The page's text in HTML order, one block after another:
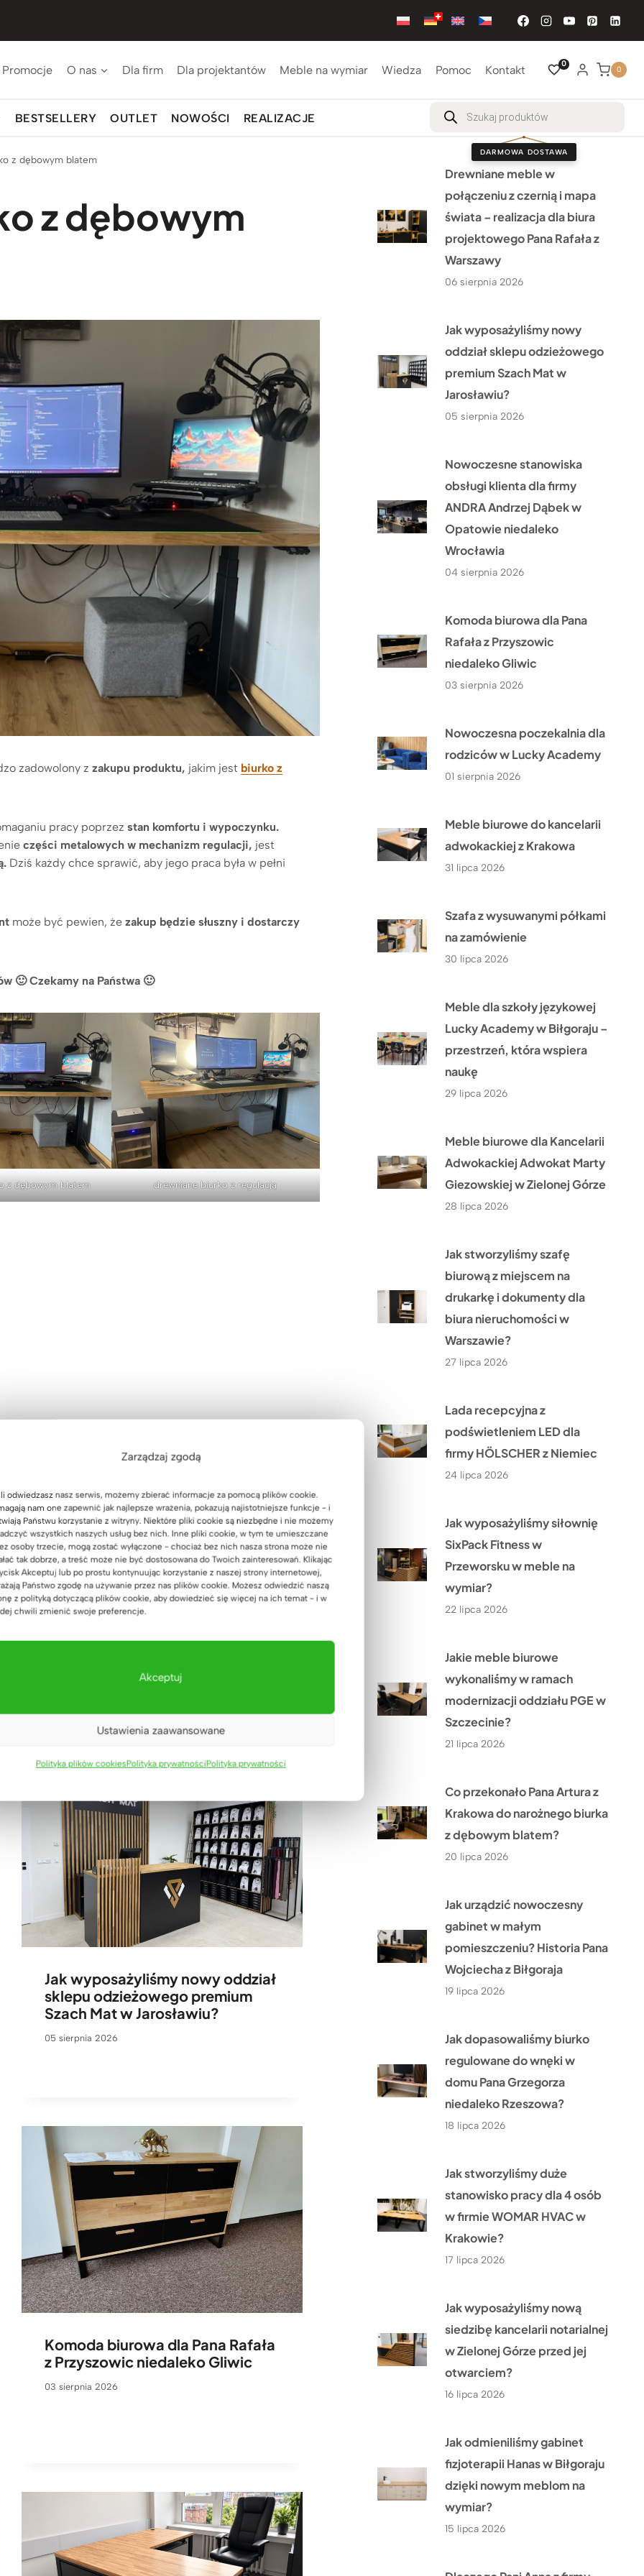
Zarządzaj zgodą
odwiedzasz nasz serwis, możemy zbierać informacje za pomocą plików cookie.
nam one zapewnić jak najlepsze wrażenia, pokazują najistotniejsze funkcje - i
Państwu korzystanie z witryny. Niektóre pliki cookie są niezbędne i nie możemy
wszystkich naszych usług bez nich. Inne pliki cookie, w tym te umieszczane
osoby trzecie, mogą zostać wyłączone - chociaż bez nich nasza strona może nie
tak dobrze, a treść może nie być dostosowana do Twoich zainteresowań. Klikając
Akceptuj lub po prostu kontynuując korzystanie z naszej strony internetowej,
Państwo zgodę na używanie przez nas plików cookie. Możesz odwiedzić naszą
z polityką dotyczącą plików cookie, aby dowiedzieć się więcej na ich temat - i w
chwili zmienić swoje preferencje.
Akceptuj
Ustawienia zaawansowane
Polityka plików cookiesPolityka prywatnościPolityka prywatności
Promocje O nas Dla firm Dla projektantów Meble na wymiar Wiedza Pomoc Kontakt 0
0
BESTSELLERY OUTLET NOWOŚCI REALIZACJE
Wyszukiwarka
produktów
DARMOWA DOSTAWA
z dębowym blatem
z dębowym
zadowolony z zakupu produktu, jakim jest biurko z
pracy poprzez stan komfortu i wypoczynku.
części metalowych w mechanizm regulacji, jest
Dziś każdy chce sprawić, aby jego praca była w pełni
może być pewien, że zakup będzie słuszny i dostarczy
🙂 Czekamy na Państwa 🙂
z dębowym blatem drewniane biurko z regulacją
NASTĘPNY
Elegancka dębowa komoda do sypialni
Jak wyposażyliśmy nowy oddział
sklepu odzieżowego premium
Szach Mat w Jarosławiu?
05 sierpnia 2026
Komoda biurowa dla Pana Rafała
z Przyszowic niedaleko Gliwic
03 sierpnia 2026
Drewniane meble w
połączeniu z czernią i mapa
świata – realizacja dla biura
projektowego Pana Rafała z
Warszawy
06 sierpnia 2026
Jak wyposażyliśmy nowy
oddział sklepu odzieżowego
premium Szach Mat w
Jarosławiu?
05 sierpnia 2026
Nowoczesne stanowiska
obsługi klienta dla firmy
ANDRA Andrzej Dąbek w
Opatowie niedaleko
Wrocławia
04 sierpnia 2026
Komoda biurowa dla Pana
Rafała z Przyszowic
niedaleko Gliwic
03 sierpnia 2026
Nowoczesna poczekalnia dla
rodziców w Lucky Academy
01 sierpnia 2026
Meble biurowe do kancelarii
adwokackiej z Krakowa
31 lipca 2026
Szafa z wysuwanymi półkami
na zamówienie
30 lipca 2026
Meble dla szkoły językowej
Lucky Academy w Biłgoraju –
przestrzeń, która wspiera
naukę
29 lipca 2026
Meble biurowe dla Kancelarii
Adwokackiej Adwokat Marty
Giezowskiej w Zielonej Górze
28 lipca 2026
Jak stworzyliśmy szafę
biurową z miejscem na
drukarkę i dokumenty dla
biura nieruchomości w
Warszawie?
27 lipca 2026
Lada recepcyjna z
podświetleniem LED dla
firmy HÖLSCHER z Niemiec
24 lipca 2026
Jak wyposażyliśmy siłownię
SixPack Fitness w
Przeworsku w meble na
wymiar?
22 lipca 2026
Jakie meble biurowe
wykonaliśmy w ramach
modernizacji oddziału PGE w
Szczecinie?
21 lipca 2026
Co przekonało Pana Artura z
Krakowa do narożnego biurka
z dębowym blatem?
20 lipca 2026
Jak urządzić nowoczesny
gabinet w małym
pomieszczeniu? Historia Pana
Wojciecha z Biłgoraja
19 lipca 2026
Jak dopasowaliśmy biurko
regulowane do wnęki w
domu Pana Grzegorza
niedaleko Rzeszowa?
18 lipca 2026
Jak stworzyliśmy duże
stanowisko pracy dla 4 osób
w firmie WOMAR HVAC w
Krakowie?
17 lipca 2026
Jak wyposażyliśmy nową
siedzibę kancelarii notarialnej
w Zielonej Górze przed jej
otwarciem?
16 lipca 2026
Jak odmieniliśmy gabinet
fizjoterapii Hanas w Biłgoraju
dzięki nowym meblom na
wymiar?
15 lipca 2026